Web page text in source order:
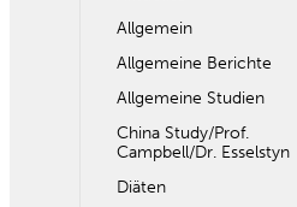
Allgemein
Allgemeine Berichte
Allgemeine Studien
China Study/Prof.
Campbell/Dr. Esselstyn
Diäten